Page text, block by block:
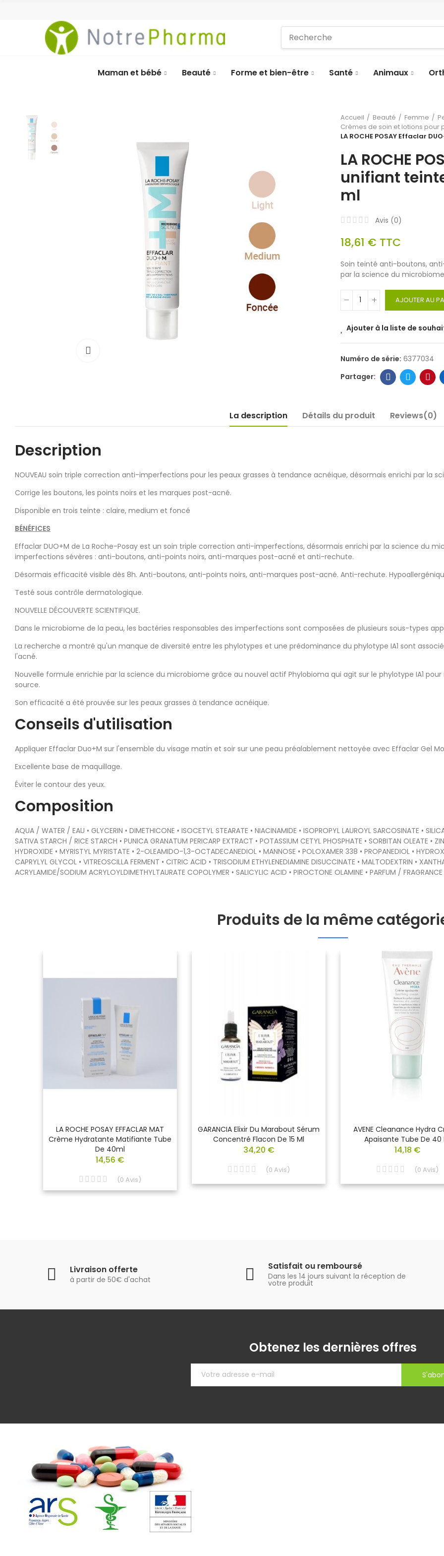
Maman et bébé Beauté Forme et bien-être Santé Animaux
Accueil Beauté Femme
Crèmes de soin et lotions pour
LA ROCHE POSAY Effaclar
LA ROCHE
unifiant
ml
Avis (0)
18,61 € TTC
Soin teinté anti-boutons,
par la science du microbiome
AJOUTER AU
Ajouter à la liste de
Numéro de série: 6377034
La description Détails du produit Reviews(0)
Description
NOUVEAU soin triple correction anti-imperfections pour les peaux grasses à tendance acnéique, désormais enrichi par la
Corrige les boutons, les points noirs et les marques post-acné.
Disponible en trois teinte : claire, medium et foncé
BÉNÉFICES
Effaclar DUO+M de La Roche-Posay est un soin triple correction anti-imperfections, désormais enrichi par la science du
imperfections sévères : anti-boutons, anti-points noirs, anti-marques post-acné et anti-rechute.
Désormais efficacité visible dès 8h. Anti-boutons, anti-points noirs, anti-marques post-acné. Anti-rechute.
Testé sous contrôle dermatologique.
NOUVELLE DÉCOUVERTE SCIENTIFIQUE.
Dans le microbiome de la peau, les bactéries responsables des imperfections sont composées de plusieurs sous-types
La recherche a montré qu'un manque de diversité entre les phylotypes et une prédominance du phylotype IA1 sont
l'acné.
Nouvelle formule enrichie par la science du microbiome grâce au nouvel actif Phylobioma qui agit sur le phylotype IA1
source.
Son efficacité a été prouvée sur les peaux grasses à tendance acnéique.
Conseils d'utilisation
Appliquer Effaclar Duo+M sur l'ensemble du visage matin et soir sur une peau préalablement nettoyée avec Effaclar Gel
Excellente base de maquillage.
Éviter le contour des yeux.
Composition
AQUA / WATER / EAU • GLYCERIN • DIMETHICONE • ISOCETYL STEARATE • NIACINAMIDE • ISOPROPYL LAUROYL SARCOSINATE •
SATIVA STARCH / RICE STARCH • PUNICA GRANATUM PERICARP EXTRACT • POTASSIUM CETYL PHOSPHATE • SORBITAN OLEATE •
HYDROXIDE • MYRISTYL MYRISTATE • 2-OLEAMIDO-1,3-OCTADECANEDIOL • MANNOSE • POLOXAMER 338 • PROPANEDIOL •
CAPRYLYL GLYCOL • VITREOSCILLA FERMENT • CITRIC ACID • TRISODIUM ETHYLENEDIAMINE DISUCCINATE • MALTODEXTRIN •
ACRYLAMIDE/SODIUM ACRYLOYLDIMETHYLTAURATE COPOLYMER • SALICYLIC ACID • PIROCTONE OLAMINE • PARFUM /
Produits de la même
LA ROCHE POSAY EFFACLAR MAT
Crème Hydratante Matifiante Tube
De 40ml
14,56 €
(0 Avis)
GARANCIA Elixir Du Marabout Sérum
Concentré Flacon De 15 Ml
34,20 €
(0 Avis)
AVENE Cleanance Hydra
Apaisante Tube De 40
14,18 €
(0 Avis)
Livraison offerte
à partir de 50€ d'achat
Satisfait ou remboursé
Dans les 14 jours suivant la réception de
votre produit
Obtenez les dernières offres